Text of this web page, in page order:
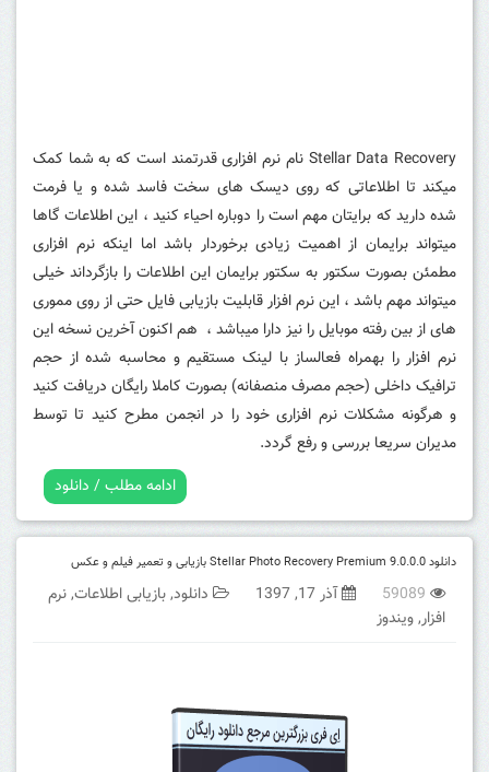
Stellar Data Recovery نام نرم افزاری قدرتمند است که به شما کمک
میکند تا اطلاعاتی که روی دیسک های سخت فاسد شده و یا فرمت
شده دارید که برایتان مهم است را دوباره احیاء کنید ، این اطلاعات گاها
میتواند برایمان از اهمیت زیادی برخوردار باشد اما اینکه نرم افزاری
مطمئن بصورت سکتور به سکتور برایمان این اطلاعات را بازگرداند خیلی
میتواند مهم باشد ، این نرم افزار قابلیت بازیابی فایل حتی از روی مموری
های از بین رفته موبایل را نیز دارا میباشد ، هم اکنون آخرین نسخه این
نرم افزار را بهمراه فعالساز با لینک مستقیم و محاسبه شده از حجم
ترافیک داخلی (حجم مصرف منصفانه) بصورت کاملا رایگان دریافت کنید
و هرگونه مشکلات نرم افزاری خود را در انجمن مطرح کنید تا توسط
مدیران سریعا بررسی و رفع گردد.
ادامه مطلب / دانلود
دانلود Stellar Photo Recovery Premium 9.0.0.0 بازیابی و تعمیر فیلم و عکس
59089 آذر 17, 1397 دانلود,بازیابی اطلاعات,نرم
افزار,ویندوز